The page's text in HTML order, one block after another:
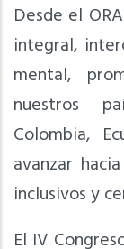
Desde el
integral,
mental,
nuestros
Colombia,
avanzar
inclusivos y
El IV